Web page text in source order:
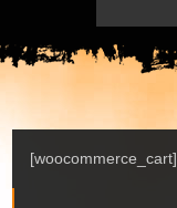
[woocommerce_cart]